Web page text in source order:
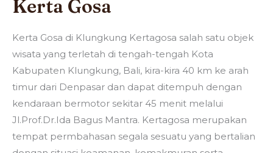
Kerta Gosa
Kerta Gosa di Klungkung Kertagosa salah satu objek
wisata yang terletah di tengah-tengah Kota
Kabupaten Klungkung, Bali, kira-kira 40 km ke arah
timur dari Denpasar dan dapat ditempuh dengan
kendaraan bermotor sekitar 45 menit melalui
Jl.Prof.Dr.Ida Bagus Mantra. Kertagosa merupakan
tempat permbahasan segala sesuatu yang bertalian